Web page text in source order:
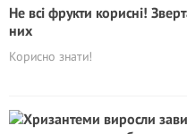
Не всі фрукти корисні!
них
Корисно знати!